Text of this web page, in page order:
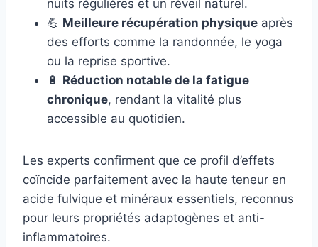
nuits régulières et un réveil naturel.
💪 Meilleure récupération physique après
des efforts comme la randonnée, le yoga
ou la reprise sportive.
🔋 Réduction notable de la fatigue
chronique, rendant la vitalité plus
accessible au quotidien.
Les experts confirment que ce profil d’effets
coïncide parfaitement avec la haute teneur en
acide fulvique et minéraux essentiels, reconnus
pour leurs propriétés adaptogènes et anti-
inflammatoires.